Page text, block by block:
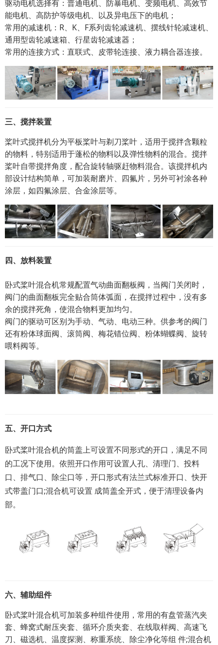
驱动电机选择有：普通电机、防暴电机、变频电机、高效节
能电机、高防护等级电机、以及异电压下的电机；
常用的减速机：R、K、F系列齿轮减速机、摆线针轮减速机、
通用型齿轮减速箱、行星齿轮减速器；
常用的连接方式：直联式、皮带轮连接、液力耦合器连接。
三、搅拌装置
桨叶式搅拌机分为平板桨叶与剃刀桨叶，适用于搅拌含颗粒
的物料，特别适用于蓬松的物料以及弹性物料的混合。搅拌
桨叶自带搅拌角度，配合旋转轴驱赶物料混合。该搅拌机内
部设计结构简单，可加装耐磨片、四氟片，另外可衬涂各种
涂层，如四氟涂层、合金涂层等。
四、放料装置
卧式桨叶混合机常规配置气动曲面翻板阀，当阀门关闭时，
阀门的曲面翻板完全贴合筒体弧面，在搅拌过程中，没有多
余的搅拌死角，使混合物料更加均匀。
阀门的驱动可区别为手动、气动、电动三种。 供参考的阀门
还有粉体球面阀、滚筒阀、梅花错位阀、粉体蝴蝶阀、旋转
喂料阀等。
五、 开口方式
卧式桨叶混合机的筒盖上可设置不同形式的开口，满足不同
的工况下使用。依照开口作用可设置人孔、清理门、投料
口、排气口、除尘口等，开口形式有法兰式标准开口、快开
式带盖门口;混合机可设置 成筒盖全开式，便于清理设备内
部。
六、辅助组件
卧式桨叶混合机可加装多种组件使用，常用的有盘管蒸汽夹
套、蜂窝式耐压夹套、循环介质夹套、在线取样阀、高速飞
刀、磁选机、温度探测、称重系统、除尘净化等组 件;混合机